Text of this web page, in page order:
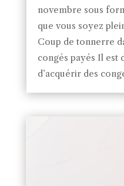
novembre sous
que vous soyez
Coup de tonnerre
congés payés Il est
d’acquérir des